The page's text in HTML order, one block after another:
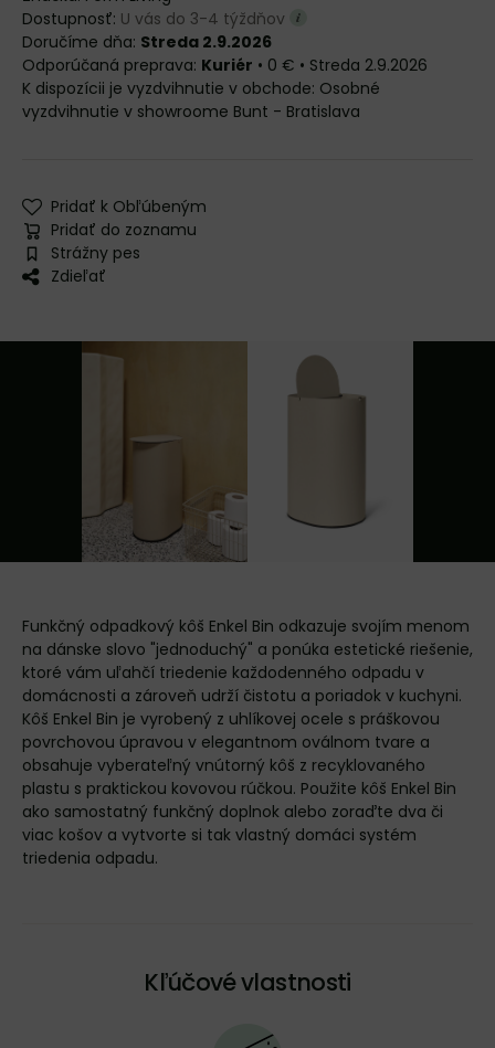
Dostupnosť: U vás do 3-4 týždňov
Doručíme dňa: Streda 2.9.2026
Kuriér • 0 € • Streda 2.9.2026
Osobné
vyzdvihnutie v showroome Bunt - Bratislava
Pridať k Obľúbeným
Pridať do zoznamu
Strážny pes
Zdieľať
Funkčný odpadkový kôš Enkel Bin odkazuje svojím menom
na dánske slovo "jednoduchý" a ponúka estetické riešenie,
ktoré vám uľahčí triedenie každodenného odpadu v
domácnosti a zároveň udrží čistotu a poriadok v kuchyni.
Kôš Enkel Bin je vyrobený z uhlíkovej ocele s práškovou
povrchovou úpravou v elegantnom oválnom tvare a
obsahuje vyberateľný vnútorný kôš z recyklovaného
plastu s praktickou kovovou rúčkou. Použite kôš Enkel Bin
ako samostatný funkčný doplnok alebo zoraďte dva či
viac košov a vytvorte si tak vlastný domáci systém
triedenia odpadu.
Kľúčové vlastnosti